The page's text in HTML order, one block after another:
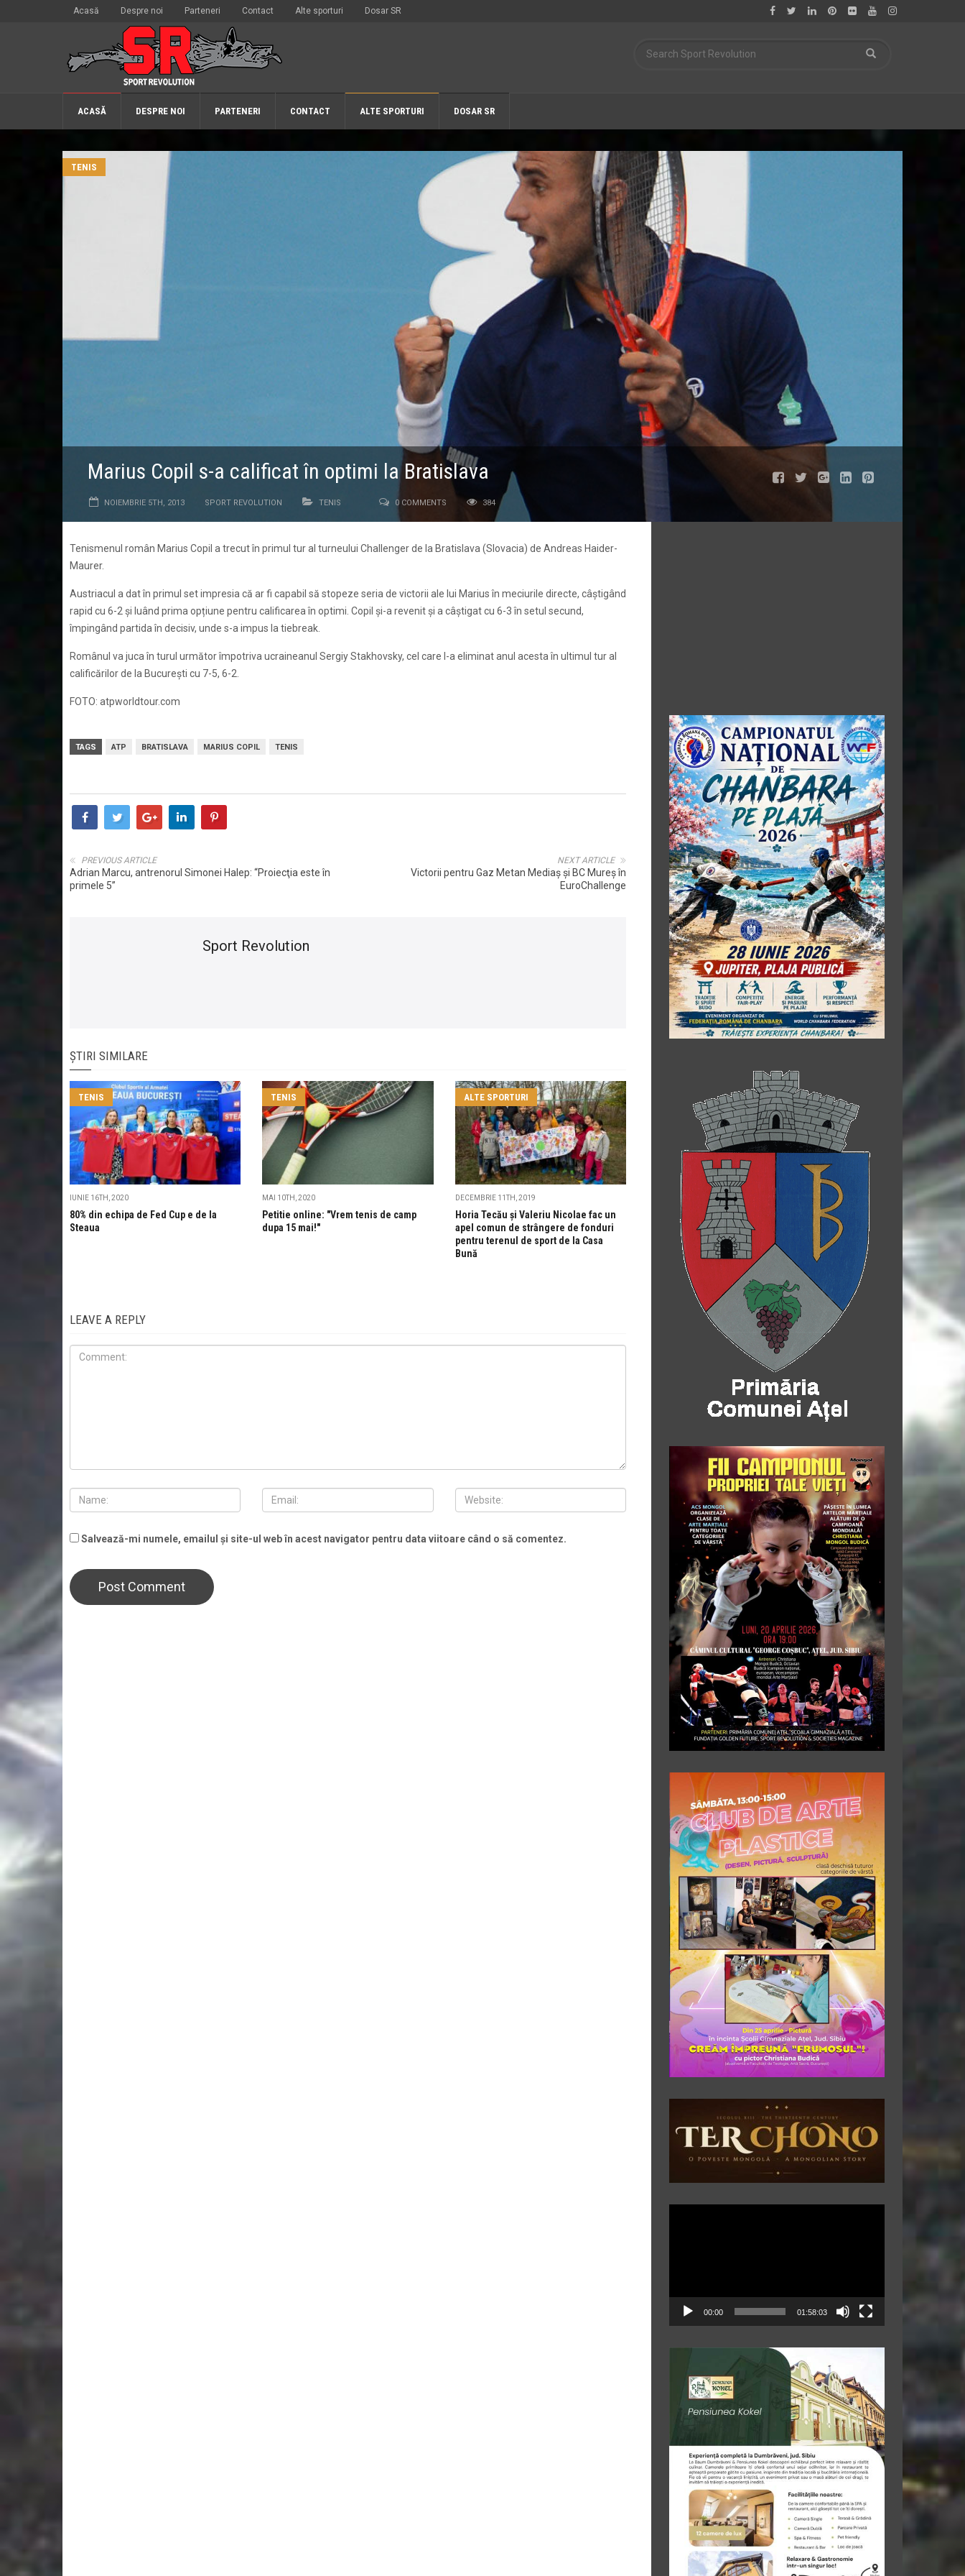
Acasă Despre noi Parteneri Contact Alte sporturi Dosar SR
ACASĂ DESPRE NOI PARTENERI CONTACT ALTE SPORTURI DOSAR SR
TENIS
Marius Copil s-a calificat în optimi la Bratislava
NOIEMBRIE 5TH, 2013 SPORT REVOLUTION TENIS 0 COMMENTS 384
Tenismenul român Marius Copil a trecut în primul tur al turneului Challenger de la Bratislava (Slovacia) de Andreas Haider-
Maurer.
Austriacul a dat în primul set impresia că ar fi capabil să stopeze seria de victorii ale lui Marius în meciurile directe, câștigând
rapid cu 6-2 și luând prima opțiune pentru calificarea în optimi. Copil și-a revenit și a câștigat cu 6-3 în setul secund,
împingând partida în decisiv, unde s-a impus la tiebreak.
Românul va juca în turul următor împotriva ucraineanul Sergiy Stakhovsky, cel care l-a eliminat anul acesta în ultimul tur al
calificărilor de la București cu 7-5, 6-2.
FOTO: atpworldtour.com
TAGS ATP BRATISLAVA MARIUS COPIL TENIS
NEXT ARTICLE
Victorii pentru Gaz Metan Mediaș și BC Mureș în
EuroChallenge
PREVIOUS ARTICLE
Adrian Marcu, antrenorul Simonei Halep: “Proiecţia este în
primele 5”
Sport Revolution
ȘTIRI SIMILARE
TENIS
IUNIE 16TH, 2020
80% din echipa de Fed Cup e de la
Steaua
TENIS
MAI 10TH, 2020
Petitie online: "Vrem tenis de camp
dupa 15 mai!"
ALTE SPORTURI
DECEMBRIE 11TH, 2019
Horia Tecău și Valeriu Nicolae fac un
apel comun de strângere de fonduri
pentru terenul de sport de la Casa
Bună
LEAVE A REPLY
Salvează-mi numele, emailul și site-ul web în acest navigator pentru data viitoare când o să comentez.
00:00 01:58:03